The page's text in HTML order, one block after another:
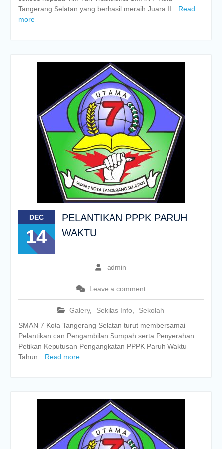
Tangerang Selatan yang berhasil meraih Juara II
Read
more
DEC
14
PELANTIKAN PPPK PARUH
WAKTU
admin
Leave a comment
Galery, Sekilas Info
Sekolah
SMAN 7 Kota Tangerang Selatan turut membersamai
Pelantikan dan Pengambilan Sumpah serta Penyerahan
Petikan Keputusan Pengangkatan PPPK Paruh Waktu
Tahun
Read more